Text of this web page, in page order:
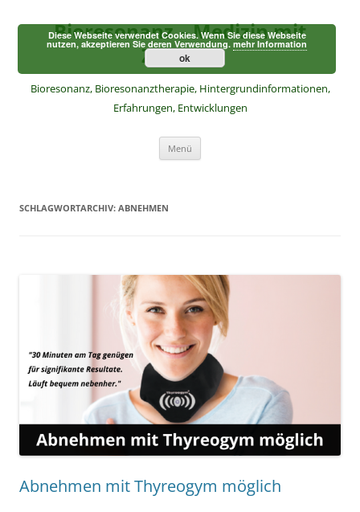
springenBioresonanz – Medizin mit
Zukunft
Bioresonanz, Bioresonanztherapie, Hintergrundinformationen,
Erfahrungen, Entwicklungen
Menü
SCHLAGWORTARCHIV: ABNEHMEN
Abnehmen mit Thyreogym möglich
Diese Webseite verwendet Cookies. Wenn Sie diese Webseite
nutzen, akzeptieren Sie deren Verwendung.mehr Information
ok